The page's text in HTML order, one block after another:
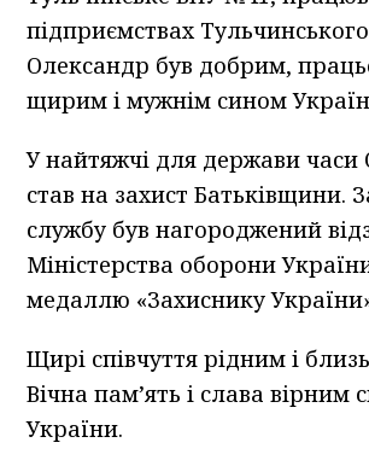
підприємствах
Олександр був добрим,
щирим і мужнім сином
У найтяжчі для держави часи
став на захист Батьківщини.
службу був нагороджений
Міністерства оборони
медаллю «Захиснику
Щирі співчуття рідним і
Вічна пам’ять і слава вірним
України.